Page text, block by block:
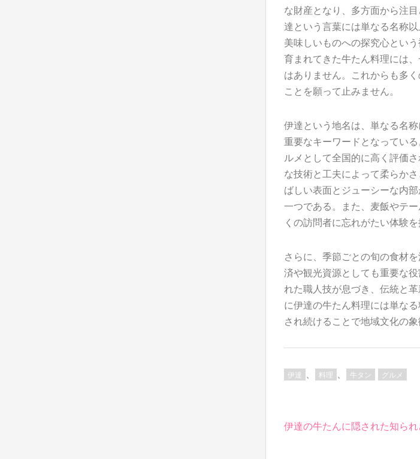
な財産となり、多方面から注
達という言葉には単なる名称
美味しいものへの探究心とい
育まれてきた牛たん料理には
はありません。これからも多
ことを願って止みません。
伊達という地名は、単なる名
重要なキーワードとなってい
ルメとして全国的に高く評価
な技術と工夫によって柔らか
ばしい表面とジューシーな内
一つである。また、麦飯やテ
くの訪問者に忘れがたい体験を
さらに、季節ごとの旬の食材
済や観光資源としても重要な
れた職人技が息づき、伝統と
に伊達の牛たん料理には単な
され続けることで地域文化の象
伊達 料理 牛タン グルメ
投
伊達の牛たんに隠された知ら